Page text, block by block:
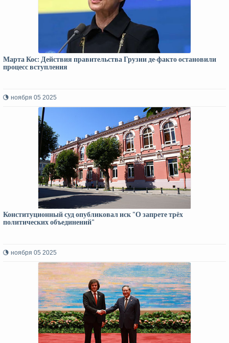
Марта Кос: Действия правительства Грузии де-факто остановили
процесс вступления
ноября 05 2025
Конституционный суд опубликовал иск "О запрете трёх
политических объединений"
ноября 05 2025